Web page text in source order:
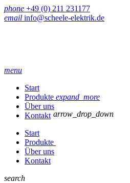
phone +49 (0) 211 231177
email info@scheele-elektrik.de
menu
Start
Produkte expand_more
Über uns
Kontakt
Start
Produkte
arrow_drop_down
Über uns
Kontakt
search